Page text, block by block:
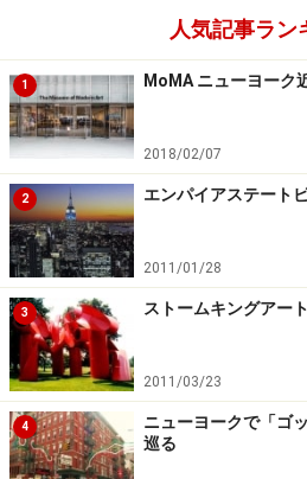
※海外を訪れる際には最新情報の入手
」を確認するなど、安
ださい。
人気記事ラン
1 MoMA ニューヨーク
2018/02/07
2 エンパイアステート
2011/01/28
3 ストームキングアー
2011/03/23
4
ニューヨークで「ゴ
巡る